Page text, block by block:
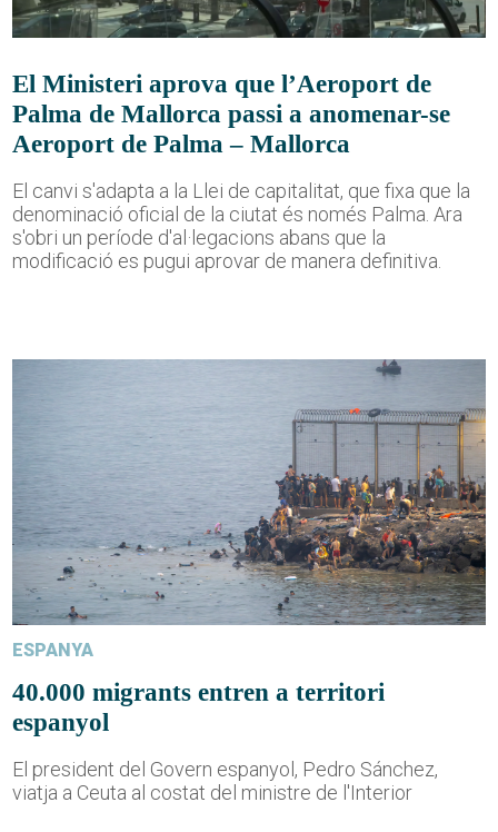
El Ministeri aprova que l’Aeroport de
Palma de Mallorca passi a anomenar-se
Aeroport de Palma – Mallorca
El canvi s'adapta a la Llei de capitalitat, que fixa que la
denominació oficial de la ciutat és només Palma. Ara
s'obri un període d'al·legacions abans que la
modificació es pugui aprovar de manera definitiva.
ESPANYA
40.000 migrants entren a territori
espanyol
El president del Govern espanyol, Pedro Sánchez,
viatja a Ceuta al costat del ministre de l'Interior